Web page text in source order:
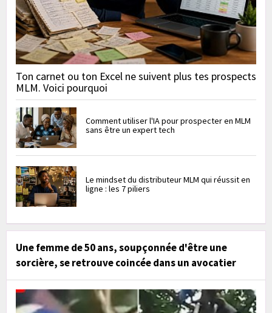
Ton carnet ou ton Excel ne suivent plus tes prospects
MLM. Voici pourquoi
Comment utiliser l'IA pour prospecter en MLM
sans être un expert tech
Le mindset du distributeur MLM qui réussit en
ligne : les 7 piliers
Une femme de 50 ans, soupçonnée d'être une
sorcière, se retrouve coincée dans un avocatier